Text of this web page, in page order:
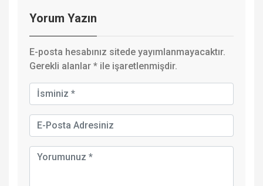
Yorum Yazın
E-posta hesabınız sitede yayımlanmayacaktır.
Gerekli alanlar * ile işaretlenmişdir.